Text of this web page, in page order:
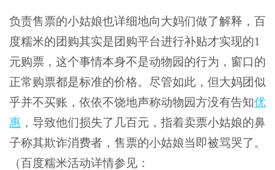
负责售票的小姑娘也详细地向大妈们做了解释，百
度糯米的团购其实是团购平台进行补贴才实现的1
元购票，这个事情本身不是动物园的行为，窗口的
正常购票都是标准的价格。尽管如此，但大妈团似
乎并不买账，依依不饶地声称动物园方没有告知优
惠 ，导致他们损失了几百元，指着卖票小姑娘的鼻
子称其欺诈消费者，售票的小姑娘当即被骂哭了。
（百度糯米活动详情参见：